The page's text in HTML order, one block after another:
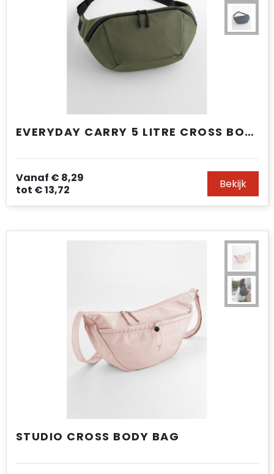
EVERYDAY CARRY 5 LITRE CROSS BODY
Vanaf € 8,29
tot € 13,72 Bekijk
STUDIO CROSS BODY BAG